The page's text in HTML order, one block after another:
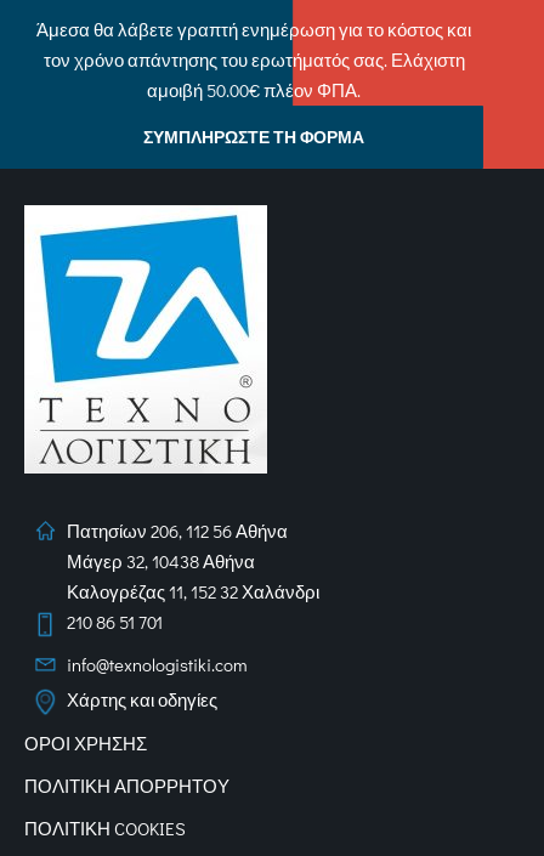
Άμεσα θα λάβετε γραπτή ενημέρωση για το κόστος και
τον χρόνο απάντησης του ερωτήματός σας. Ελάχιστη
αμοιβή 50.00€ πλέον ΦΠΑ.
ΣΥΜΠΛΗΡΩΣΤΕ ΤΗ ΦΟΡΜΑ
Πατησίων 206, 112 56 Αθήνα
Μάγερ 32, 10438 Αθήνα
Καλογρέζας 11, 152 32 Χαλάνδρι
210 86 51 701
info@texnologistiki.com
Χάρτης και οδηγίες
ΟΡΟΙ ΧΡΗΣΗΣ
ΠΟΛΙΤΙΚΗ ΑΠΟΡΡΗΤΟΥ
ΠΟΛΙΤΙΚΗ COOKIES